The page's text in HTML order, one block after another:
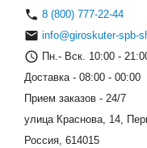
8 (800) 777-22-44
info@giroskuter-spb-
Пн.- Вск. 10:00 -
Доставка - 08:00 - 00:00
Прием заказов - 24/7
улица Краснова, 14,
Россия, 614015